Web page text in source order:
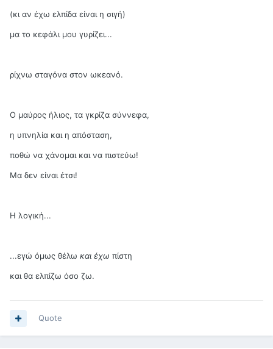
(κι αν έχω ελπίδα είναι η σιγή)
μα το κεφάλι μου γυρίζει...
ρίχνω σταγόνα στον ωκεανό.
Ο μαύρος ήλιος, τα γκρίζα σύννεφα,
η υπνηλία και η απόσταση,
ποθώ να χάνομαι και να πιστεύω!
Μα δεν είναι έτσι!
Η λογική...
...εγώ όμως θέλω και έχω πίστη
και θα ελπίζω όσο ζω.
Quote